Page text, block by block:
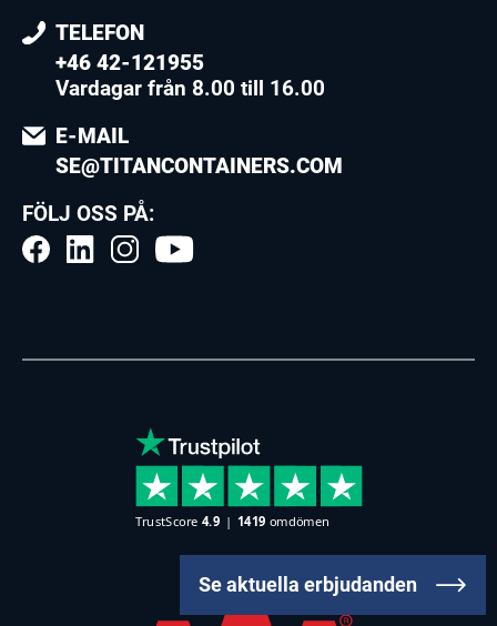
Se aktuella erbjudanden
TELEFON
+46 42-121955
Vardagar från 8.00 till 16.00
E-MAIL
SE@TITANCONTAINERS.COM
FÖLJ OSS PÅ: